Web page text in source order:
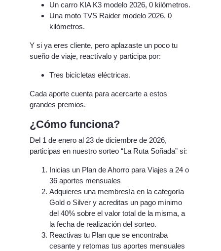
Un carro KIA K3 modelo 2026, 0 kilómetros.
Una moto TVS Raider modelo 2026, 0
kilómetros.
Y si ya eres cliente, pero aplazaste un poco tu
sueño de viaje, reactívalo y participa por:
Tres bicicletas eléctricas.
Cada aporte cuenta para acercarte a estos
grandes premios.
¿Cómo funciona?
Del 1 de enero al 23 de diciembre de 2026,
participas en nuestro sorteo “La Ruta Soñada” si:
Inicias un Plan de Ahorro para Viajes a 24 o
36 aportes mensuales
Adquieres una membresía en la categoría
Gold o Silver y acreditas un pago mínimo
del 40% sobre el valor total de la misma, a
la fecha de realización del sorteo.
Reactivas tu Plan que se encontraba
cesante y retomas tus aportes mensuales